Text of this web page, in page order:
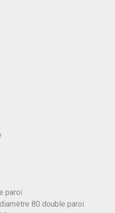
paroi
80 double paroi